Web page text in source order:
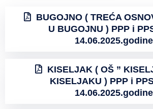
BUGOJNO ( TREĆA
U BUGOJNU ) PPP i
14.06.2025.godine
KISELJAK ( OŠ ”
KISELJAKU ) PPP i
14.06.2025.godine